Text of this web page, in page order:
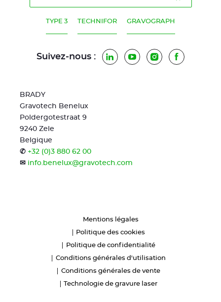
TYPE 3 TECHNIFOR GRAVOGRAPH
Suivez-nous : LinkedInYouTubeInstagramFacebook
BRADY
Gravotech Benelux
Poldergotestraat 9
9240 Zele
Belgique
✆ +32 (0)3 880 62 00
✉ info.benelux@gravotech.com
Mentions légales
Politique des cookies
Politique de confidentialité
Conditions générales d'utilisation
Conditions générales de vente
Technologie de gravure laser